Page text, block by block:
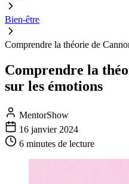
Bien-être
Comprendre la théorie de
Comprendre la
sur les émotions
MentorShow
16 janvier 2024
6 minutes de lecture